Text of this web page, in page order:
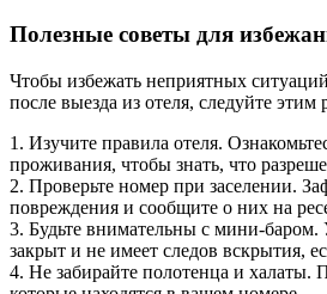
Полезные советы для
Чтобы избежать неприятных
после выезда из отеля, следуйте этим
1. Изучите правила отеля.
проживания, чтобы знать, что
2. Проверьте номер при заселении.
повреждения и сообщите о них на
3. Будьте внимательны с мини-баром.
закрыт и не имеет следов вскрытия,
4. Не забирайте полотенца и халаты.